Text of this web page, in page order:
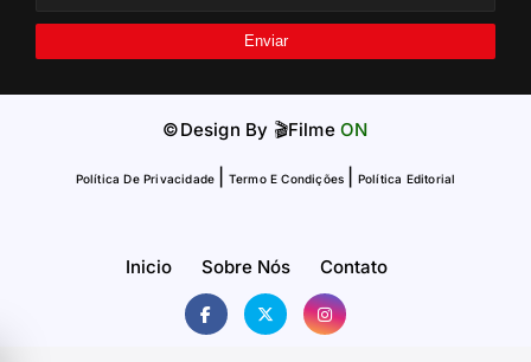
©Design By 🎬Filme ON
Política De Privacidade Termo E Condições Política Editorial
Inicio Sobre Nós Contato